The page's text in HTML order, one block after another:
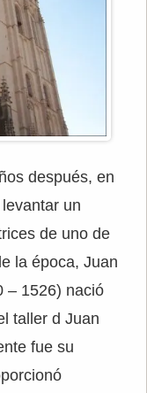
después, en
un
de uno de
la época, Juan
– 1526) nació
taller d Juan
fue su